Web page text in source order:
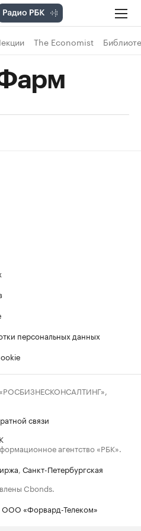
The Economist
персональных данных
связи
агентство «РБК».
, Санкт-Петербургская
Cbonds.
ООО «Форвард-Телеком»